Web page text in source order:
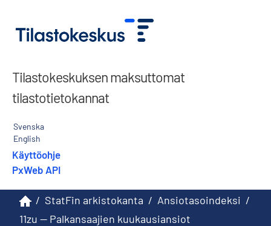
Tilastokeskuksen maksuttomat
tilastotietokannat
Svenska
English
Käyttöohje
PxWeb API
/ StatFin arkistokanta / Ansiotasoindeksi /
11zu -- Palkansaajien kuukausiansiot